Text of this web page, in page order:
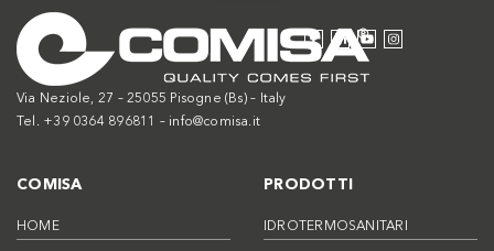
Via Neziole, 27 – 25055 Pisogne (Bs) – Italy
Tel. +39 0364 896811 – info@comisa.it
COMISA
HOME
PRODOTTI
IDROTERMOSANITARI